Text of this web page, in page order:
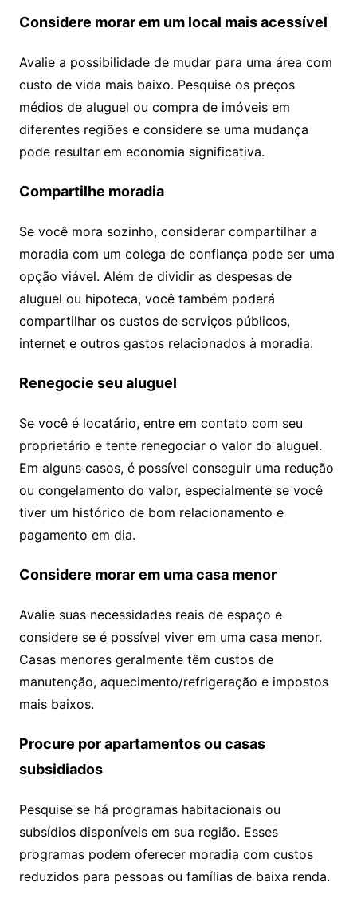
Considere morar em um local mais acessível
Avalie a possibilidade de mudar para uma área com
custo de vida mais baixo. Pesquise os preços
médios de aluguel ou compra de imóveis em
diferentes regiões e considere se uma mudança
pode resultar em economia significativa.
Compartilhe moradia
Se você mora sozinho, considerar compartilhar a
moradia com um colega de confiança pode ser uma
opção viável. Além de dividir as despesas de
aluguel ou hipoteca, você também poderá
compartilhar os custos de serviços públicos,
internet e outros gastos relacionados à moradia.
Renegocie seu aluguel
Se você é locatário, entre em contato com seu
proprietário e tente renegociar o valor do aluguel.
Em alguns casos, é possível conseguir uma redução
ou congelamento do valor, especialmente se você
tiver um histórico de bom relacionamento e
pagamento em dia.
Considere morar em uma casa menor
Avalie suas necessidades reais de espaço e
considere se é possível viver em uma casa menor.
Casas menores geralmente têm custos de
manutenção, aquecimento/refrigeração e impostos
mais baixos.
Procure por apartamentos ou casas
subsidiados
Pesquise se há programas habitacionais ou
subsídios disponíveis em sua região. Esses
programas podem oferecer moradia com custos
reduzidos para pessoas ou famílias de baixa renda.